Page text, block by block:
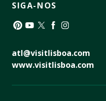
SIGA-NOS
atl@visitlisboa.com
www.visitlisboa.com